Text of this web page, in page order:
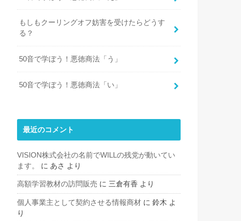
もしもクーリングオフ妨害を受けたらどうす
る？
50音で学ぼう！悪徳商法「う」
50音で学ぼう！悪徳商法「い」
最近のコメント
VISION株式会社の名前でWILLの残党が動いてい
ます。
に あさ より
高額学習教材の訪問販売 に 三倉有香 より
個人事業主として契約させる情報商材 に 鈴木 よ
り